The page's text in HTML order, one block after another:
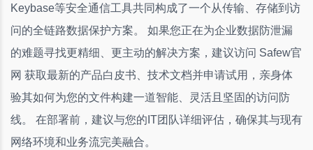
Keybase等安全通信工具共同构成了一个从传输、存储到访
问的全链路数据保护方案。 如果您正在为企业数据防泄漏
的难题寻找更精细、更主动的解决方案，建议访问 Safew官
网 获取最新的产品白皮书、技术文档并申请试用，亲身体
验其如何为您的文件构建一道智能、灵活且坚固的访问防
线。 在部署前，建议与您的IT团队详细评估，确保其与现有
网络环境和业务流完美融合。